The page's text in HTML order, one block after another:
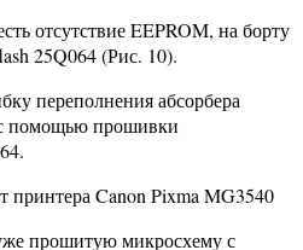
отсутствие EEPROM, на борту
25Q064 (Рис. 10).
переполнения абсорбера
с помощью прошивки
принтера Canon Pixma MG3540
прошитую микросхему с